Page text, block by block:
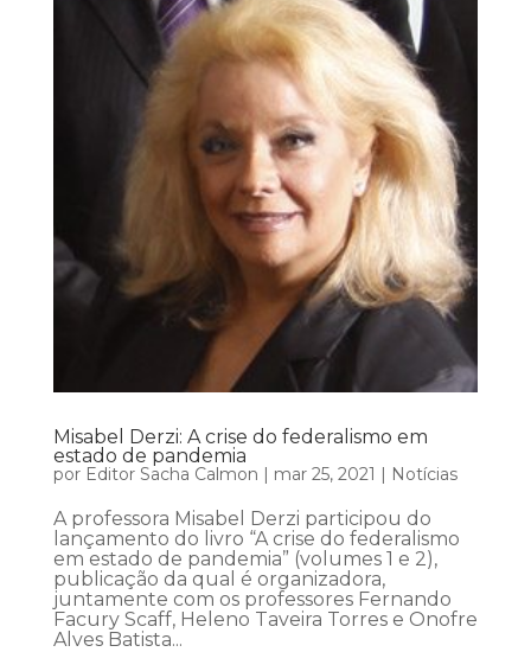
Misabel Derzi: A crise do federalismo em
estado de pandemia
por Editor Sacha Calmon | mar 25, 2021 | Notícias
A professora Misabel Derzi participou do
lançamento do livro “A crise do federalismo
em estado de pandemia” (volumes 1 e 2),
publicação da qual é organizadora,
juntamente com os professores Fernando
Facury Scaff, Heleno Taveira Torres e Onofre
Alves Batista...